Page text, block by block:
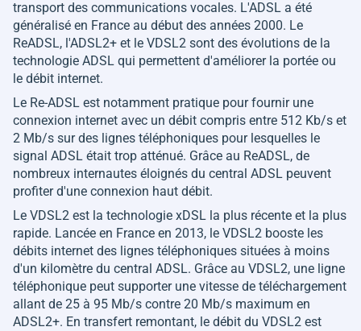
transport des communications vocales. L'ADSL a été
généralisé en France au début des années 2000. Le
ReADSL, l'ADSL2+ et le VDSL2 sont des évolutions de la
technologie ADSL qui permettent d'améliorer la portée ou
le débit internet.
Le Re-ADSL est notamment pratique pour fournir une
connexion internet avec un débit compris entre 512 Kb/s et
2 Mb/s sur des lignes téléphoniques pour lesquelles le
signal ADSL était trop atténué. Grâce au ReADSL, de
nombreux internautes éloignés du central ADSL peuvent
profiter d'une connexion haut débit.
Le VDSL2 est la technologie xDSL la plus récente et la plus
rapide. Lancée en France en 2013, le VDSL2 booste les
débits internet des lignes téléphoniques situées à moins
d'un kilomètre du central ADSL. Grâce au VDSL2, une ligne
téléphonique peut supporter une vitesse de téléchargement
allant de 25 à 95 Mb/s contre 20 Mb/s maximum en
ADSL2+. En transfert remontant, le débit du VDSL2 est